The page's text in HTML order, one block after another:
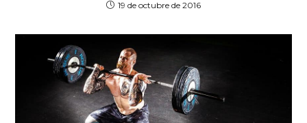
19 de octubre de 2016